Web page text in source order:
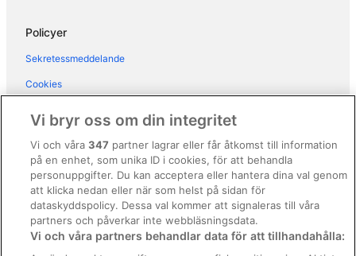
Hotell i Spinea
Hotell i Stra
Hotell i närheten av Treviso
Hotell i San Giuliano
Hotell i Treviso
Policyer
Sekretessmeddelande
Cookies
Regler och villkor för Vrbo
Tillgänglighetsanpassning
Juridisk information/Kontakta oss
Riktlinjer för innehåll och anmäla innehåll
Vi bryr oss om din integritet
Vi och våra347 partner lagrar eller får åtkomst till information
på en enhet, som unika ID i cookies, för att behandla
personuppgifter. Du kan acceptera eller hantera dina val genom
att klicka nedan eller när som helst på sidan för
dataskyddspolicy. Dessa val kommer att signaleras till våra
partners och påverkar inte webbläsningsdata.
Vi och våra partners behandlar data för att tillhandahålla: